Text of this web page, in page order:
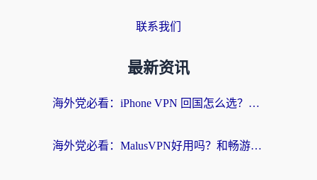
联系我们
最新资讯
海外党必看：iPhone VPN 回国怎么选？一篇搞定无缝访问国内资源
海外党必看：MalusVPN好用吗？和畅游VPN对比哪个回国效果更好？附穿梭飞鱼神龟真实体验